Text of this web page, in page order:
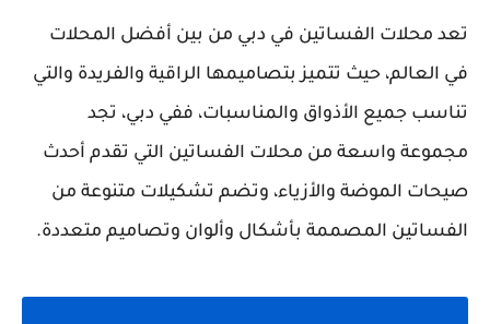
تعد محلات الفساتين في دبي من بين أفضل المحلات
في العالم، حيث تتميز بتصاميمها الراقية والفريدة والتي
تناسب جميع الأذواق والمناسبات، ففي دبي، تجد
مجموعة واسعة من محلات الفساتين التي تقدم أحدث
صيحات الموضة والأزياء، وتضم تشكيلات متنوعة من
الفساتين المصممة بأشكال وألوان وتصاميم متعددة.